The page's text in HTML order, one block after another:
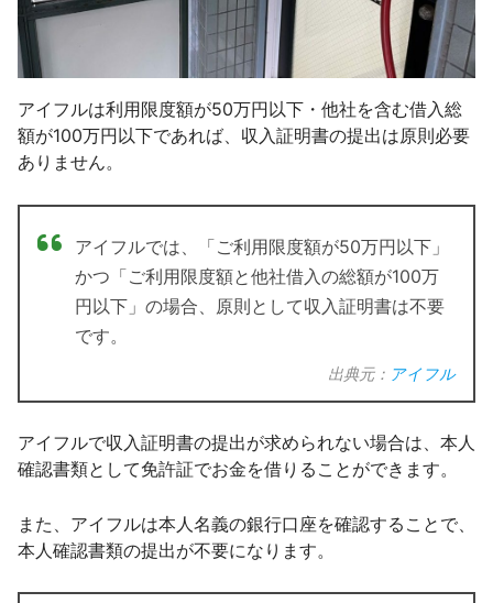
アイフルは利用限度額が50万円以下・他社を含む借入総
額が100万円以下であれば、収入証明書の提出は原則必要
ありません。
アイフルでは、「ご利用限度額が50万円以下」
かつ「ご利用限度額と他社借入の総額が100万
円以下」の場合、原則として収入証明書は不要
です。
出典元： アイフル
アイフルで収入証明書の提出が求められない場合は、本人
確認書類として免許証でお金を借りることができます。
また、アイフルは本人名義の銀行口座を確認することで、
本人確認書類の提出が不要になります。